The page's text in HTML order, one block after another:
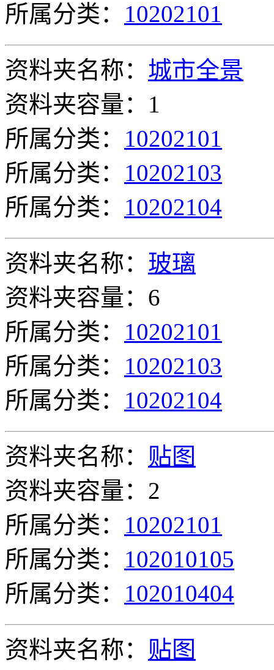
所属分类： 10202101
资料夹名称： 城市全景
资料夹容量：1
所属分类： 10202101
所属分类： 10202103
所属分类： 10202104
资料夹名称： 玻璃
资料夹容量：6
所属分类： 10202101
所属分类： 10202103
所属分类： 10202104
资料夹名称： 贴图
资料夹容量：2
所属分类： 10202101
所属分类： 102010105
所属分类： 102010404
资料夹名称： 贴图